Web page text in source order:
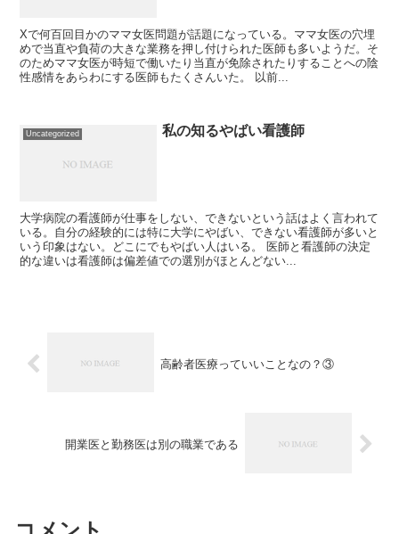
Xで何百回目かのママ女医問題が話題になっている。ママ女医の穴埋
めで当直や負荷の大きな業務を押し付けられた医師も多いようだ。そ
のためママ女医が時短で働いたり当直が免除されたりすることへの陰
性感情をあらわにする医師もたくさんいた。 以前...
Uncategorized 私の知るやばい看護師
大学病院の看護師が仕事をしない、できないという話はよく言われて
いる。自分の経験的には特に大学にやばい、できない看護師が多いと
いう印象はない。どこにでもやばい人はいる。 医師と看護師の決定
的な違いは看護師は偏差値での選別がほとんどない...
高齢者医療っていいことなの？③
開業医と勤務医は別の職業である